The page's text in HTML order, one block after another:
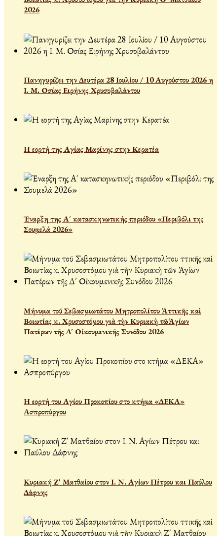
2026
Πανηγυρίζει την Δευτέρα 28 Ιουλίου / 10 Αυγούστου 2026 η
Ι. Μ. Οσίας Ειρήνης Χρυσοβαλάντου
Η εορτή της Αγίας Μαρίνης στην Κερατέα
Έναρξη της Α´ κατασκηνωτικής περιόδου «Περιβόλι της
Σουμελά 2026»
Μήνυμα τοῦ Σεβασμιωτάτου Μητροπολίτου Ἀττικῆς καὶ
Βοιωτίας κ. Χρυσοστόμου γιὰ τὴν Κυριακὴ τῶν Ἁγίων
Πατέρων τῆς Δ´ Οἰκουμενικῆς Συνόδου 2026
Η εορτή του Αγίου Προκοπίου στο κτήμα «ΔΕΚΑ»
Ασπροπύργου
Κυριακή Ζ' Ματθαίου στον Ι. Ν. Αγίων Πέτρου και Παύλου
Δάφνης